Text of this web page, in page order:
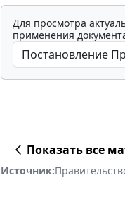
Для просмотра
применения
Показать все
Источник: